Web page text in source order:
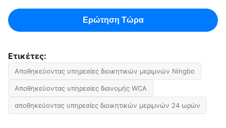
Ερώτηση Τώρα
Ετικέτες:
Αποθηκεύοντας υπηρεσίες διοικητικών μεριμνών Ningbo
Αποθηκεύοντας υπηρεσίες διανομής WCA
αποθηκεύοντας υπηρεσίες διοικητικών μεριμνών 24 ωρών